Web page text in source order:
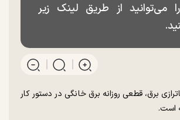
می‌توانید از طریق لینک زیر
برق، قطعی روزانه برق خانگی در دستور کار
است.